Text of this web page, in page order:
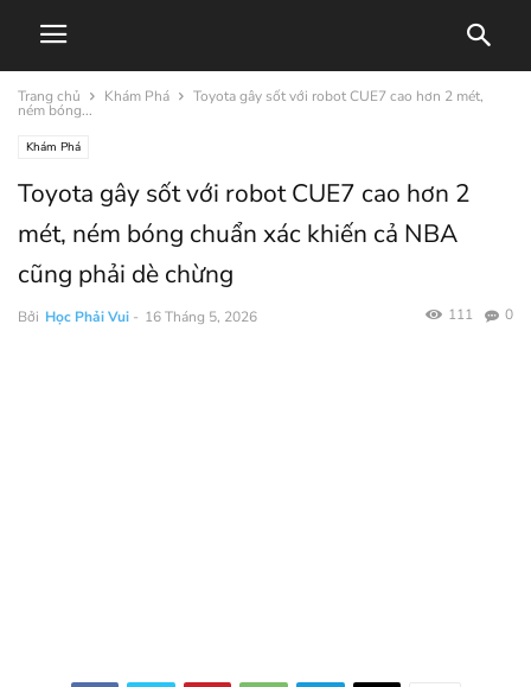
Trang chủ Khám Phá Toyota gây sốt với robot CUE7 cao hơn 2 mét,
ném bóng...
Khám Phá
Toyota gây sốt với robot CUE7 cao hơn 2
mét, ném bóng chuẩn xác khiến cả NBA
cũng phải dè chừng
Bởi Học Phải Vui - 16 Tháng 5, 2026 0
111